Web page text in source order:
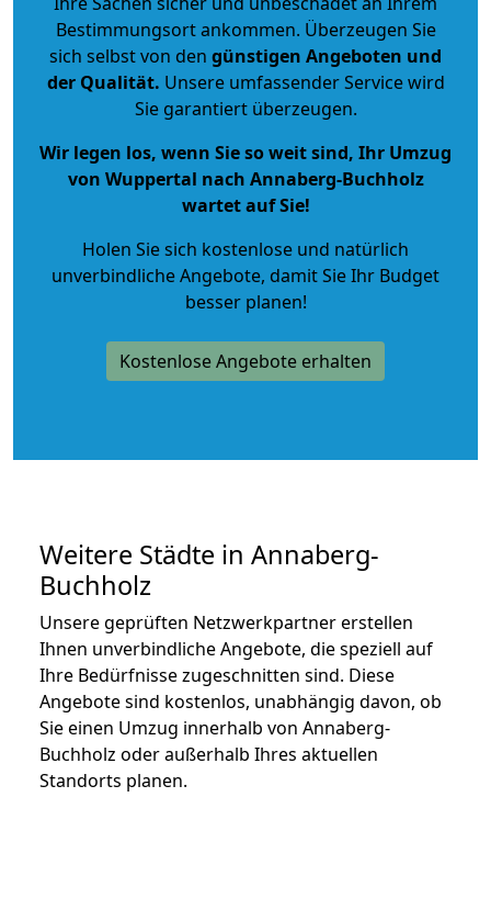
Bestimmungsort ankommen. Überzeugen Sie
sich selbst von den günstigen Angeboten und
der Qualität. Unsere umfassender Service wird
Sie garantiert überzeugen.
Wir legen los, wenn Sie so weit sind, Ihr Umzug
von Wuppertal nach Annaberg-Buchholz
wartet auf Sie!
Holen Sie sich kostenlose und natürlich
unverbindliche Angebote, damit Sie Ihr Budget
besser planen!
Kostenlose Angebote erhalten
Weitere Städte in Annaberg-
Buchholz
Unsere geprüften Netzwerkpartner erstellen
Ihnen unverbindliche Angebote, die speziell auf
Ihre Bedürfnisse zugeschnitten sind. Diese
Angebote sind kostenlos, unabhängig davon, ob
Sie einen Umzug innerhalb von Annaberg-
Buchholz oder außerhalb Ihres aktuellen
Standorts planen.